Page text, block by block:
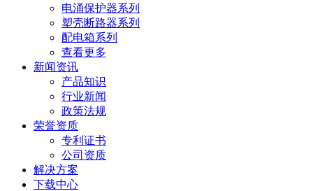
电涌保护器系列
塑壳断路器系列
配电箱系列
查看更多
新闻资讯
产品知识
行业新闻
政策法规
荣誉资质
专利证书
公司资质
解决方案
下载中心